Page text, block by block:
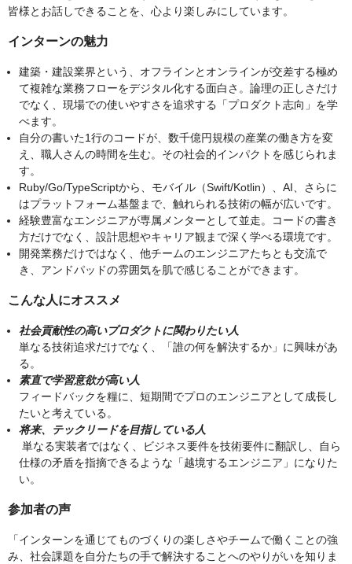
皆様とお話しできることを、心より楽しみにしています。
インターンの魅力
建築・建設業界という、オフラインとオンラインが交差する極め
て複雑な業務フローをデジタル化する面白さ。論理の正しさだけ
でなく、現場での使いやすさを追求する「プロダクト志向」を学
べます。
自分の書いた1行のコードが、数千億円規模の産業の働き方を変
え、職人さんの時間を生む。その社会的インパクトを感じられま
す。
Ruby/Go/TypeScriptから、モバイル（Swift/Kotlin）、AI、さらに
はプラットフォーム基盤まで、触れられる技術の幅が広いです。
経験豊富なエンジニアが専属メンターとして並走。コードの書き
方だけでなく、設計思想やキャリア観まで深く学べる環境です。
開発業務だけではなく、他チームのエンジニアたちとも交流で
き、アンドパッドの雰囲気を肌で感じることができます。
こんな人にオススメ
社会貢献性の高いプロダクトに関わりたい人
単なる技術追求だけでなく、「誰の何を解決するか」に興味があ
る。
素直で学習意欲が高い人
フィードバックを糧に、短期間でプロのエンジニアとして成長し
たいと考えている。
将来、テックリードを目指している人
単なる実装者ではなく、ビジネス要件を技術要件に翻訳し、自ら
仕様の矛盾を指摘できるような「越境するエンジニア」になりた
い。
参加者の声
「インターンを通じてものづくりの楽しさやチームで働くことの強
み、社会課題を自分たちの手で解決することへのやりがいを知りま